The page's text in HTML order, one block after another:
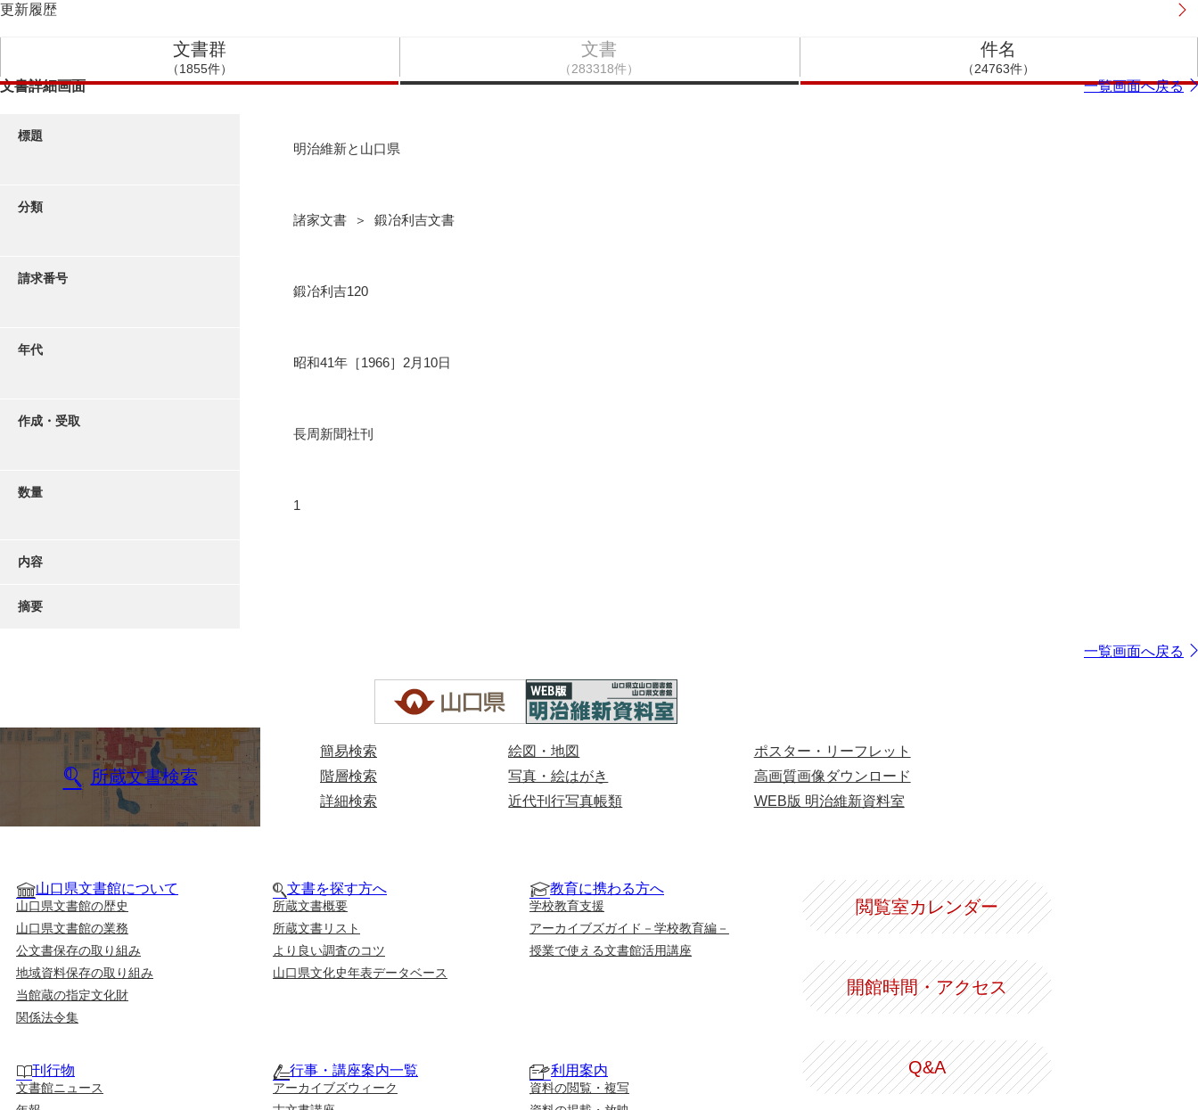
更新履歴
文書群
（1855件）
文書
（283318件）
件名
（24763件）
文書詳細画面 一覧画面へ戻る
標題
明治維新と山口県
分類
諸家文書 ＞ 鍛冶利吉文書
請求番号
鍛冶利吉120
年代
昭和41年［1966］2月10日
作成・受取
長周新聞社刊
数量
1
内容
摘要
一覧画面へ戻る
所蔵文書検索
簡易検索
階層検索
詳細検索
絵図・地図
写真・絵はがき
近代刊行写真帳類
ポスター・リーフレット
高画質画像ダウンロード
WEB版 明治維新資料室
山口県文書館について
山口県文書館の歴史
山口県文書館の業務
公文書保存の取り組み
地域資料保存の取り組み
当館蔵の指定文化財
関係法令集
文書を探す方へ
所蔵文書概要
所蔵文書リスト
より良い調査のコツ
山口県文化史年表データベース
教育に携わる方へ
学校教育支援
アーカイブズガイド－学校教育編－
授業で使える文書館活用講座
刊行物
文書館ニュース
行事・講座案内一覧
アーカイブズウィーク
利用案内
資料の閲覧・複写
閲覧室カレンダー
開館時間・アクセス
Q&A